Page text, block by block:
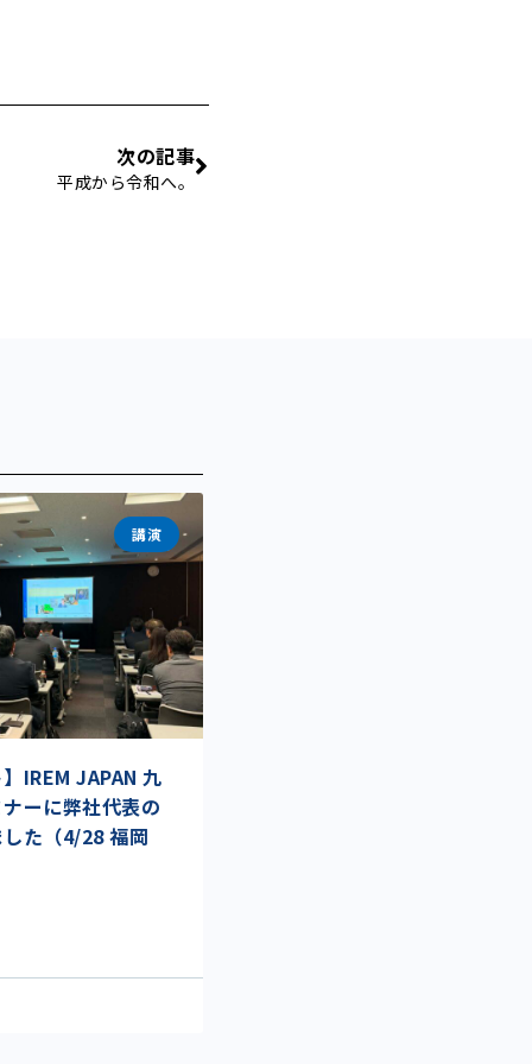
次の記事
平成から令和へ。
講演
】IREM JAPAN 九
ーに弊社代表の
た（4/28 福岡